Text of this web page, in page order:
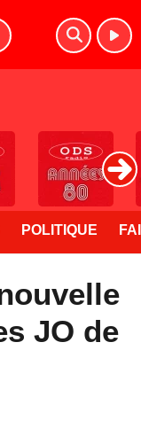
POLITIQUE
JO de